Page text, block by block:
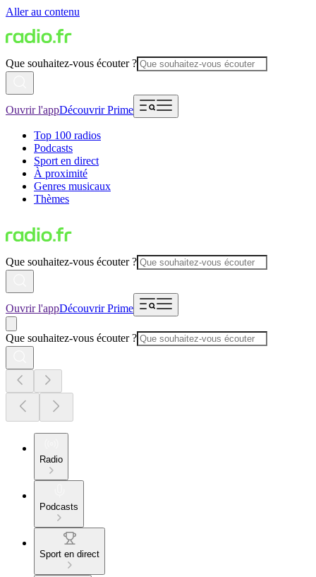
Aller au contenu
Que souhaitez-vous écouter ?
Ouvrir l'appDécouvrir Prime
Top 100 radios
Podcasts
Sport en direct
À proximité
Genres musicaux
Thèmes
Que souhaitez-vous écouter ?
Ouvrir l'appDécouvrir Prime
Que souhaitez-vous écouter ?
Radio
Podcasts
Sport en direct